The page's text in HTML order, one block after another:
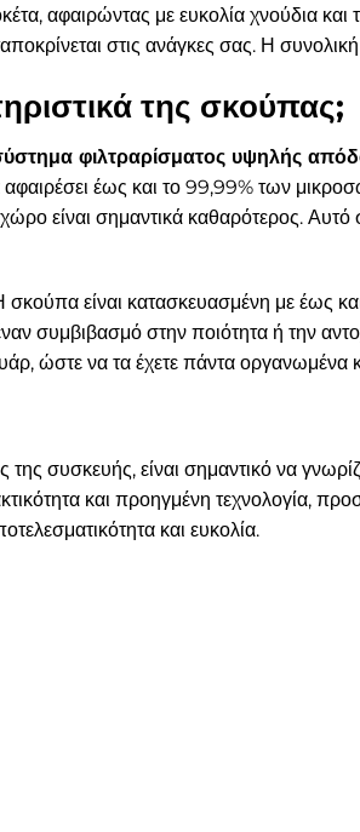
αφαιρώντας με ευκολία χνούδια και
στις ανάγκες σας. Η
της σκούπας;
φιλτραρίσματος υψηλής
έως και το 99,99% των
είναι σημαντικά καθαρότερος. Αυτό
είναι κατασκευασμένη με έως
συμβιβασμό στην ποιότητα ή την
ώστε να τα έχετε πάντα οργανωμένα
συσκευής, είναι σημαντικό να
και προηγμένη τεχνολογία,
και ευκολία.